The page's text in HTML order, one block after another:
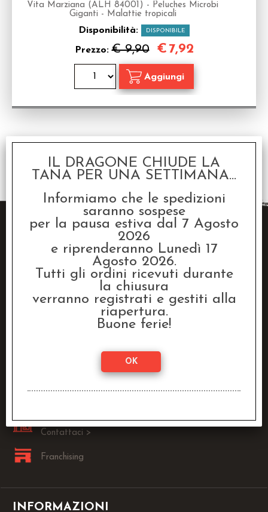
Vita Marziana (ALH 84001) - Peluches Microbi
Giganti - Malattie tropicali
Disponibilità: DISPONIBILE
Prezzo:€ 9,90 € 7,92
1 risultati trovati (50 per pagina - 1 in totale)
Raven Distribution SRL
Via Fanin, 30
40026 Imola (BO)
info@dragonstore.it
Sei un Negoziante?
Contattaci >
Franchising
INFORMAZIONI
IL DRAGONE CHIUDE LA
TANA PER UNA SETTIMANA...
Informiamo che le spedizioni
saranno sospese
per la pausa estiva dal 7 Agosto
2026
e riprenderanno Lunedì 17
Agosto 2026.
Tutti gli ordini ricevuti durante
la chiusura
verranno registrati e gestiti alla
riapertura.
Buone ferie!